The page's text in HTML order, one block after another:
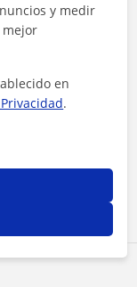
y medir
mejor
en
.